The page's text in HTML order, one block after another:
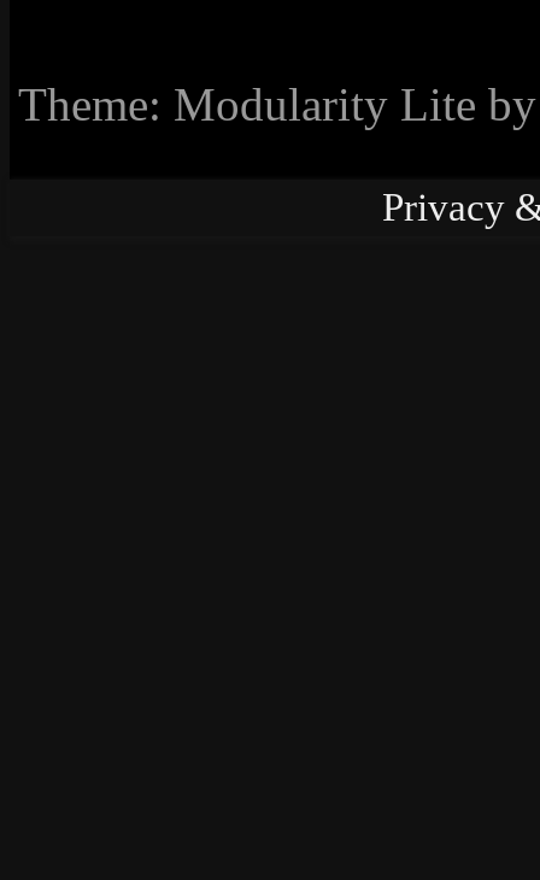
Theme: Modularity Lite
Privacy